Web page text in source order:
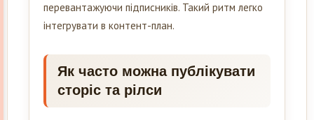
перевантажуючи підписників. Такий ритм легко
інтегрувати в контент-план.
Як часто можна публікувати
сторіс та рілси